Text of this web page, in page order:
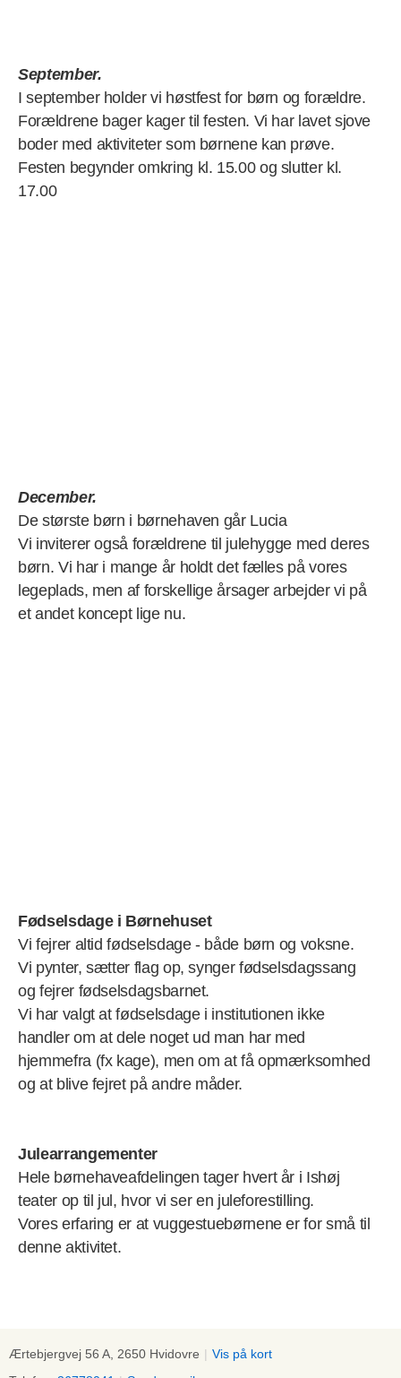
September.
I september holder vi høstfest for børn og forældre.
Forældrene bager kager til festen. Vi har lavet sjove
boder med aktiviteter som børnene kan prøve.
Festen begynder omkring kl. 15.00 og slutter kl.
17.00
December.
De største børn i børnehaven går Lucia
Vi inviterer også forældrene til julehygge med deres
børn. Vi har i mange år holdt det fælles på vores
legeplads, men af forskellige årsager arbejder vi på
et andet koncept lige nu.
Fødselsdage i Børnehuset
Vi fejrer altid fødselsdage - både børn og voksne.
Vi pynter, sætter flag op, synger fødselsdagssang
og fejrer fødselsdagsbarnet.
Vi har valgt at fødselsdage i institutionen ikke
handler om at dele noget ud man har med
hjemmefra (fx kage), men om at få opmærksomhed
og at blive fejret på andre måder.
Julearrangementer
Hele børnehaveafdelingen tager hvert år i Ishøj
teater op til jul, hvor vi ser en juleforestilling.
Vores erfaring er at vuggestuebørnene er for små til
denne aktivitet.
Ærtebjergvej 56 A, 2650 Hvidovre | Vis på kort